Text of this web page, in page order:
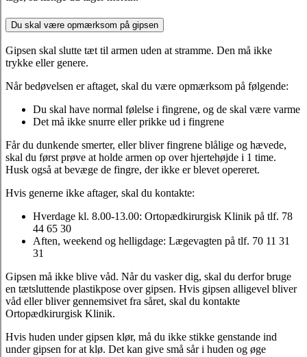
Du skal være opmærksom på gipsen
Gipsen skal slutte tæt til armen uden at stramme. Den må ikke
trykke eller genere.
Når bedøvelsen er aftaget, skal du være opmærksom på følgende:
Du skal have normal følelse i fingrene, og de skal være varme
Det må ikke snurre eller prikke ud i fingrene
Får du dunkende smerter, eller bliver fingrene blålige og hævede,
skal du først prøve at holde armen op over hjertehøjde i 1 time.
Husk også at bevæge de fingre, der ikke er blevet opereret.
Hvis generne ikke aftager, skal du kontakte:
Hverdage kl. 8.00-13.00: Ortopædkirurgisk Klinik på tlf. 78
44 65 30
Aften, weekend og helligdage: Lægevagten på tlf. 70 11 31
31
Gipsen må ikke blive våd. Når du vasker dig, skal du derfor bruge
en tætsluttende plastikpose over gipsen. Hvis gipsen alligevel bliver
våd eller bliver gennemsivet fra såret, skal du kontakte
Ortopædkirurgisk Klinik.
Hvis huden under gipsen klør, må du ikke stikke genstande ind
under gipsen for at klø. Det kan give små sår i huden og øge